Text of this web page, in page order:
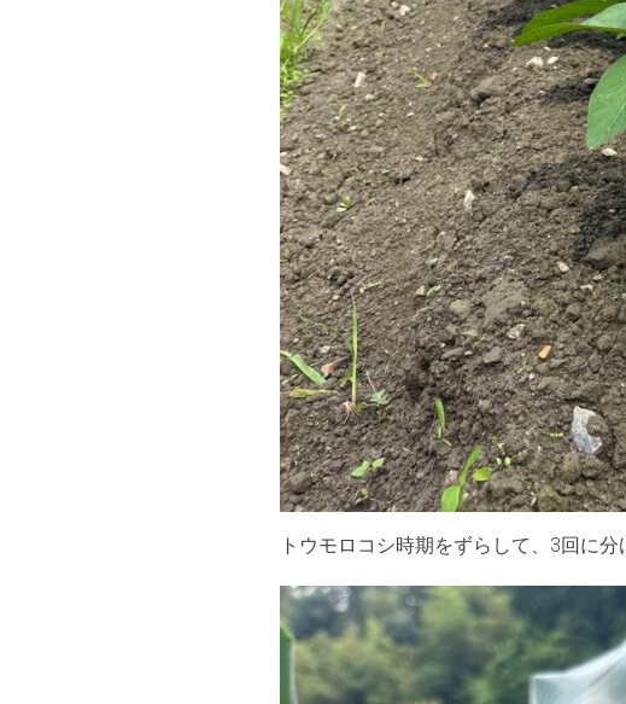
トウモロコシ時期をずらして、3回に